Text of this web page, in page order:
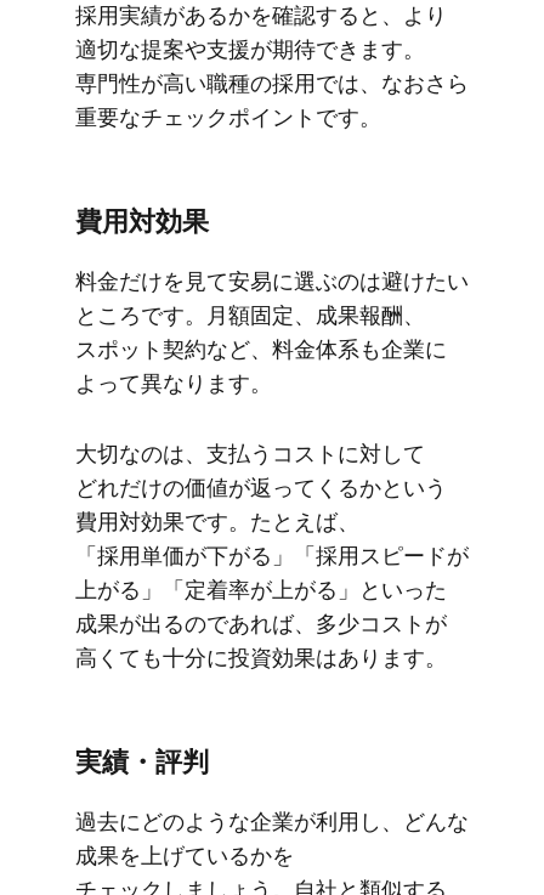
採用実績が​あるかを​確認すると、​より​
適切な​提案や​支援が​期待できます。​
専門性が​高い​職種の​採用では、​なおさら​
重要な​チェックポイントです。
費用対効果
料金だけを​見て​安易に​選ぶのは​避けたい​
ところです。​月額固定、​成果報酬、​
スポット契約など、​料金体系も​企業に​
よって​異なります。
大切なのは、​支払う​コストに​対して​
どれだけの​価値が​返ってくるかと​いう​
費用対効果です。​たとえば、​
「採用単価が​下がる」​「採用スピードが​
上がる」​「定着率が​上がる」と​いった​
成果が​出るのであれば、​多少コストが​
高くても​十分に​投資効果は​あります。
実績・評判
過去に​どのような​企業が​利用し、​どんな​
成果を​上げているかを​
チェックしましょう。​自社と​類似する​